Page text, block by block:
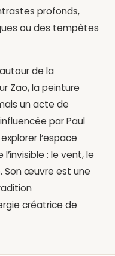
profonds,
ou des tempêtes
de la
Zao, la peinture
un acte de
par Paul
l’espace
: le vent, le
Son œuvre est une
créatrice de